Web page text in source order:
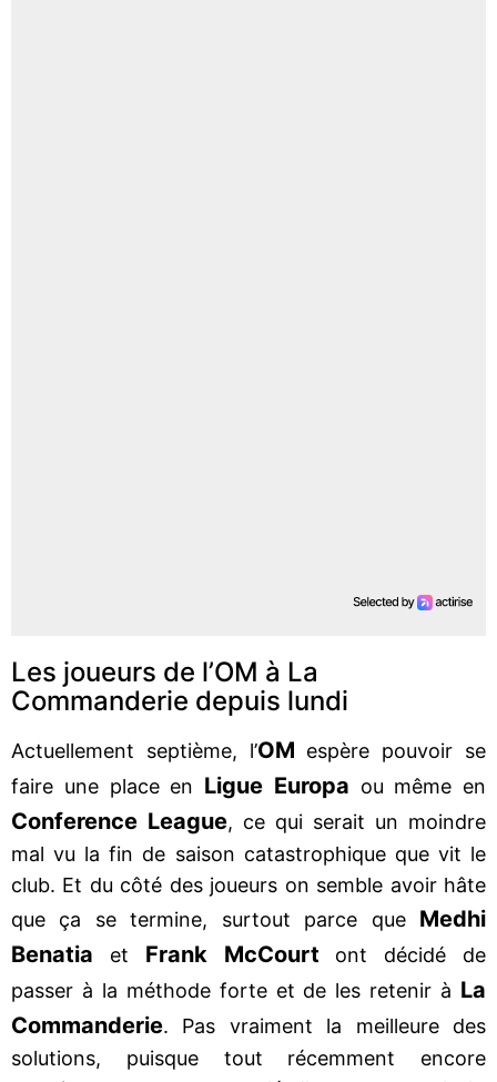
Les joueurs de l’OM à La
Commanderie depuis lundi
Actuellement septième, l’OM espère pouvoir se
faire une place en Ligue Europa ou même en
Conference League, ce qui serait un moindre
mal vu la fin de saison catastrophique que vit le
club. Et du côté des joueurs on semble avoir hâte
que ça se termine, surtout parce que Medhi
Benatia et Frank McCourt ont décidé de
passer à la méthode forte et de les retenir à La
Commanderie. Pas vraiment la meilleure des
solutions, puisque tout récemment encore